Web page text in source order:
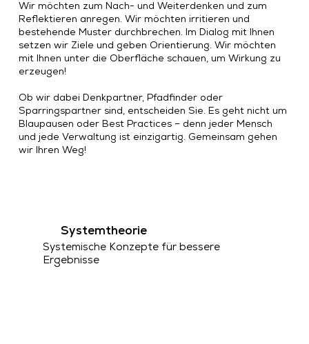
Wir möchten zum Nach- und Weiterdenken und zum
Reflektieren anregen. Wir möchten irritieren und
bestehende Muster durchbrechen. Im Dialog mit Ihnen
setzen wir Ziele und geben Orientierung. Wir möchten
mit Ihnen unter die Oberfläche schauen, um Wirkung zu
erzeugen!
Ob wir dabei Denkpartner, Pfadfinder oder
Sparringspartner sind, entscheiden Sie. Es geht nicht um
Blaupausen oder Best Practices – denn jeder Mensch
und jede Verwaltung ist einzigartig. Gemeinsam gehen
wir Ihren Weg!
Systemtheorie
Systemische Konzepte für bessere
Ergebnisse